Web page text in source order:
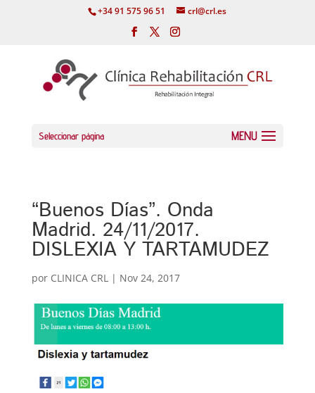
+34 91 575 96 51 crl@crl.es
Seleccionar página
“Buenos Días”. Onda
Madrid. 24/11/2017.
DISLEXIA Y TARTAMUDEZ
por CLINICA CRL| Nov 24, 2017